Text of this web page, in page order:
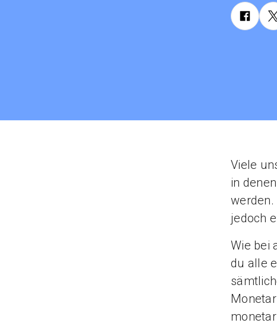
Viele
in
werden.
jedoch
Wie bei
du alle